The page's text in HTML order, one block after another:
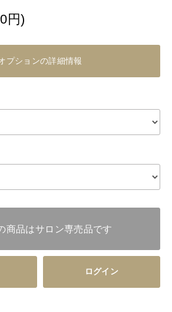
円)
プションの詳細情報
商品はサロン専売品です
ログイン